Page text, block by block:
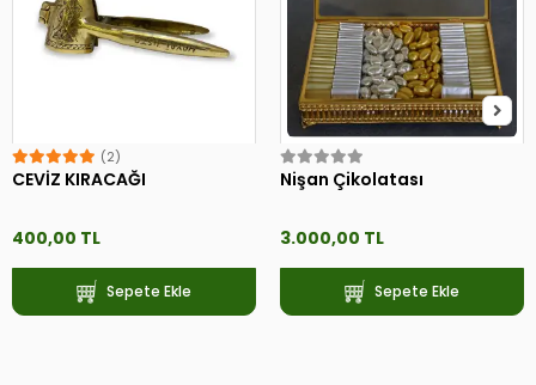
(2)
CEVİZ KIRACAĞI
400,00 TL
Sepete Ekle
Nişan Çikolatası
3.000,00 TL
Sepete Ekle